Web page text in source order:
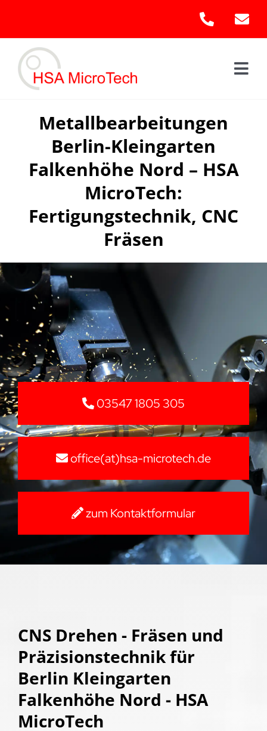
content
Metallbearbeitungen
Berlin-Kleingarten
Falkenhöhe Nord – HSA
MicroTech:
Fertigungstechnik, CNC
Fräsen
03547 1805 305
office(at)hsa-microtech.de
zum Kontaktformular
CNS Drehen - Fräsen und
Präzisionstechnik für
Berlin Kleingarten
Falkenhöhe Nord - HSA
MicroTech